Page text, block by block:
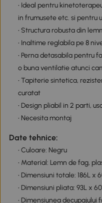
• Ideal pentru
in frumusete etc. si pentru
• Structura robusta din
• Inaltime reglabila pe 8
• Perna detasabila pentru
o buna ventilatie atunci
• Tapiterie sintetica,
curatat
• Design pliabil in 2 parti,
• Necesita montaj
Date tehnice:
• Culoare: Negru
• Material: Lemn de fag,
• Dimensiuni totale: 186L x
• Dimensiuni pliata: 93L x
• Dimensiunea decupajului